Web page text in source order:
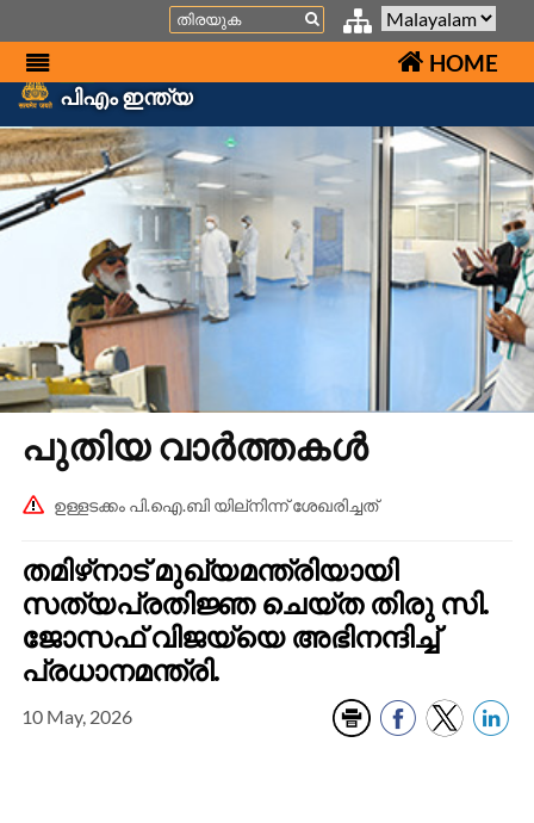
Search
HOME
പിഎം ഇന്ത്യ
പുതിയ വാർത്തകൾ
ഉള്ളടക്കം പി.ഐ.ബി യില്നിന്ന് ശേഖരിച്ചത്
തമിഴ്‌നാട് മുഖ്യമന്ത്രിയായി
സത്യപ്രതിജ്ഞ ചെയ്ത തിരു സി.
ജോസഫ് വിജയ്‌യെ അഭിനന്ദിച്ച്
പ്രധാനമന്ത്രി.
10 May, 2026